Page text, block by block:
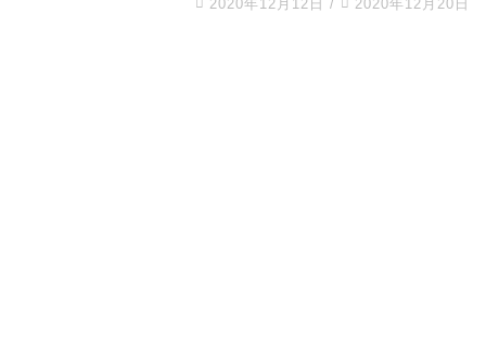
2020年12月12日 / 2020年12月20日